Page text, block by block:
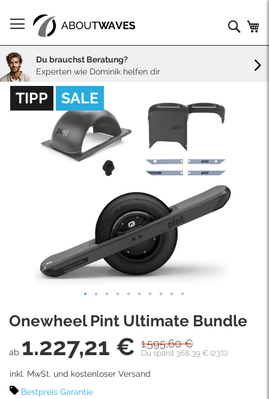
zum
Inhalt
Du brauchst Beratung?
Experten wie Dominik helfen dir
Onewheel Pint Ultimate Bundle
1.595,60 €
Du sparst 368,39 € (23%)
ab 1.227,21 €
inkl. MwSt. und kostenloser Versand
Bestpreis Garantie
Skip
SALE
TIPP
to
beginning
of
the
gallery